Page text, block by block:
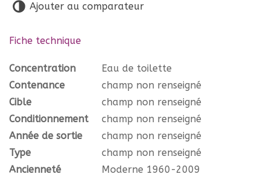
Ajouter au comparateur
Fiche technique
Concentration
Eau de toilette
Contenance
champ non renseigné
Cible
champ non renseigné
Conditionnement
champ non renseigné
Année de sortie
champ non renseigné
Type
champ non renseigné
Ancienneté
Moderne 1960-2009